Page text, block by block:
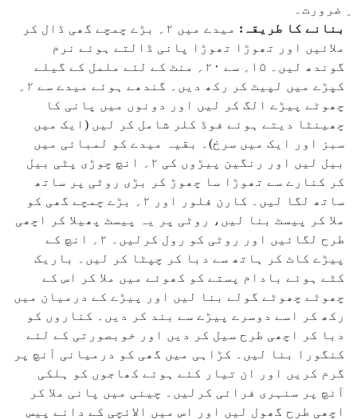
ِ ضرورت۔
بنانے کا طریقہ:
میدے میں ۲؍ بڑے چمچے گھی ڈال کر
ملائیں اور تھوڑا تھوڑا پانی ڈالتے ہوئے نرم
گوندھ لیں۔ ۱۵؍ سے ۲۰؍ منٹ کے لئے ململ کے گیلے
چھوٹے پیڑے الگ کر لیں اور دونوں میں پانی کا
چھینٹا دیتے ہوئے فوڈ کلر شامل کر لیں (ایک میں
سبز اور ایک میں سرخ)۔ بقیہ میدے کو لمبائی میں
بیل لیں اور رنگین پیڑوں کی ۲؍ انچ چوڑی پٹی بیل
کر کنارے سے تھوڑا سا چھوڑ کر بڑی روٹی پر ساتھ
ساتھ لگا لیں۔ کارن فلور اور ۲؍ بڑے چمچے گھی کو
ملا کر پیسٹ بنا لیں، روٹی پر یہ پیسٹ پھیلا کر اچھی
طرح لگائیں اور روٹی کو رول کرلیں۔ ۲؍ انچ کے
پیڑے کاٹ کر ہاتھ سے دبا کر چپٹا کر لیں۔ باریک
کٹے ہوئے بادام پستے کو کھوئے میں ملا کر اس کے
چھوٹے چھوٹے گولے بنا لیں اور پیڑے کے درمیان میں
رکھ کر اسے دوسرے پیڑے سے بند کر دیں۔ کناروں کو
دبا کر اچھی طرح سیل کر دیں اور خوبصورتی کے لئے
کنگورا بنا لیں۔ کڑاہی میں گھی کو درمیانی آنچ پر
گرم کریں اور ان تیار کئے ہوئے کھاجوں کو ہلکی
آنچ پر سنہری فرائی کرلیں۔ چینی میں پانی ملا کر
اچھی طرح گھول لیں اور اس میں الائچی کے دانے پیس